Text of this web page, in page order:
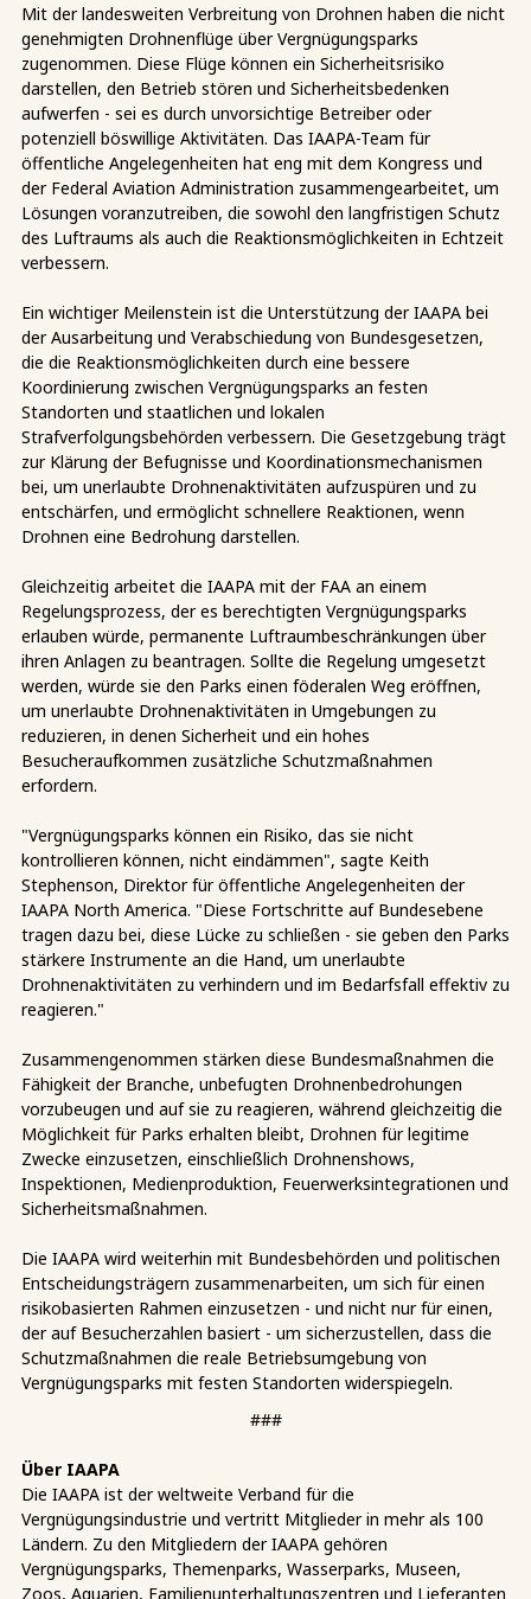
Mit der landesweiten Verbreitung von Drohnen haben die nicht
genehmigten Drohnenflüge über Vergnügungsparks
zugenommen. Diese Flüge können ein Sicherheitsrisiko
darstellen, den Betrieb stören und Sicherheitsbedenken
aufwerfen - sei es durch unvorsichtige Betreiber oder
potenziell böswillige Aktivitäten. Das IAAPA-Team für
öffentliche Angelegenheiten hat eng mit dem Kongress und
der Federal Aviation Administration zusammengearbeitet, um
Lösungen voranzutreiben, die sowohl den langfristigen Schutz
des Luftraums als auch die Reaktionsmöglichkeiten in Echtzeit
verbessern.
Ein wichtiger Meilenstein ist die Unterstützung der IAAPA bei
der Ausarbeitung und Verabschiedung von Bundesgesetzen,
die die Reaktionsmöglichkeiten durch eine bessere
Koordinierung zwischen Vergnügungsparks an festen
Standorten und staatlichen und lokalen
Strafverfolgungsbehörden verbessern. Die Gesetzgebung trägt
zur Klärung der Befugnisse und Koordinationsmechanismen
bei, um unerlaubte Drohnenaktivitäten aufzuspüren und zu
entschärfen, und ermöglicht schnellere Reaktionen, wenn
Drohnen eine Bedrohung darstellen.
Gleichzeitig arbeitet die IAAPA mit der FAA an einem
Regelungsprozess, der es berechtigten Vergnügungsparks
erlauben würde, permanente Luftraumbeschränkungen über
ihren Anlagen zu beantragen. Sollte die Regelung umgesetzt
werden, würde sie den Parks einen föderalen Weg eröffnen,
um unerlaubte Drohnenaktivitäten in Umgebungen zu
reduzieren, in denen Sicherheit und ein hohes
Besucheraufkommen zusätzliche Schutzmaßnahmen
erfordern.
"Vergnügungsparks können ein Risiko, das sie nicht
kontrollieren können, nicht eindämmen", sagte Keith
Stephenson, Direktor für öffentliche Angelegenheiten der
IAAPA North America. "Diese Fortschritte auf Bundesebene
tragen dazu bei, diese Lücke zu schließen - sie geben den Parks
stärkere Instrumente an die Hand, um unerlaubte
Drohnenaktivitäten zu verhindern und im Bedarfsfall effektiv zu
reagieren."
Zusammengenommen stärken diese Bundesmaßnahmen die
Fähigkeit der Branche, unbefugten Drohnenbedrohungen
vorzubeugen und auf sie zu reagieren, während gleichzeitig die
Möglichkeit für Parks erhalten bleibt, Drohnen für legitime
Zwecke einzusetzen, einschließlich Drohnenshows,
Inspektionen, Medienproduktion, Feuerwerksintegrationen und
Sicherheitsmaßnahmen.
Die IAAPA wird weiterhin mit Bundesbehörden und politischen
Entscheidungsträgern zusammenarbeiten, um sich für einen
risikobasierten Rahmen einzusetzen - und nicht nur für einen,
der auf Besucherzahlen basiert - um sicherzustellen, dass die
Schutzmaßnahmen die reale Betriebsumgebung von
Vergnügungsparks mit festen Standorten widerspiegeln.
###
Über IAAPA
Die IAAPA ist der weltweite Verband für die
Vergnügungsindustrie und vertritt Mitglieder in mehr als 100
Ländern. Zu den Mitgliedern der IAAPA gehören
Vergnügungsparks, Themenparks, Wasserparks, Museen,
Zoos, Aquarien, Familienunterhaltungszentren und Lieferanten